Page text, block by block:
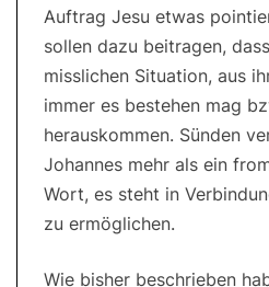
Auftrag Jesu etwas
sollen dazu beitragen,
misslichen Situation, aus
immer es bestehen mag
herauskommen. Sünden
Johannes mehr als ein
Wort, es steht in
zu ermöglichen.
Wie bisher beschrieben